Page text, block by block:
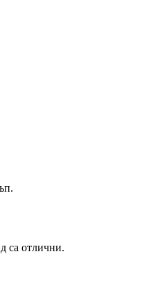
са отлични.